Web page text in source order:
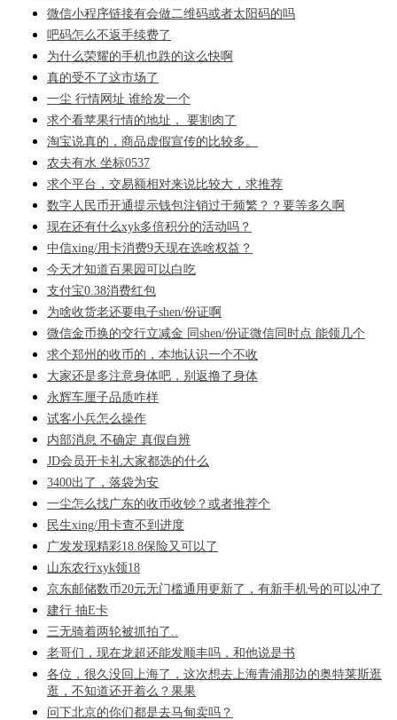
微信小程序链接有会做二维码或者太阳码的吗
吧码怎么不返手续费了
为什么荣耀的手机也跌的这么快啊
真的受不了这市场了
一尘 行情网址 谁给发一个
求个看苹果行情的地址， 要割肉了
淘宝说真的，商品虚假宣传的比较多。
农夫有水 坐标0537
求个平台，交易额相对来说比较大，求推荐
数字人民币开通提示钱包注销过于频繁？？要等多久啊
现在还有什么xyk多倍积分的活动吗？
中信xing/用卡消费9天现在选啥权益？
今天才知道百果园可以白吃
支付宝0.38消费红包
为啥收货老还要电子shen/份证啊
微信金币换的交行立减金 同shen/份证微信同时点 能领几个
求个郑州的收币的，本地认识一个不收
大家还是多注意身体吧，别返撸了身体
永辉车厘子品质咋样
试客小兵怎么操作
内部消息 不确定 真假自辨
JD会员开卡礼大家都选的什么
3400出了，落袋为安
一尘怎么找广东的收币收钞？或者推荐个
民生xing/用卡查不到进度
广发发现精彩18.8保险又可以了
山东农行xyk领18
京东邮储数币20元无门槛通用更新了，有新手机号的可以冲了
建行 抽E卡
三无骑着两轮被抓拍了..
老哥们，现在龙超还能发顺丰吗，和他说是书
各位，很久没回上海了，这次想去上海青浦那边的奥特莱斯逛
逛，不知道还开着么？果果
问下北京的你们都是去马甸卖吗？